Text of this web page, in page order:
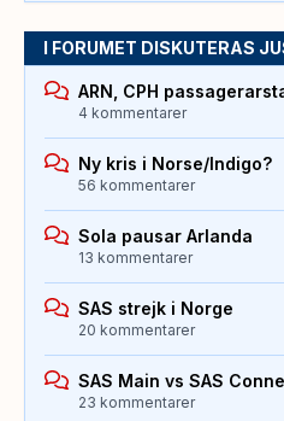
I FORUMET DISKUTERAS
ARN, CPH
4 kommentarer
Ny kris i Norse/Indigo?
56 kommentarer
Sola pausar Arlanda
13 kommentarer
SAS strejk i Norge
20 kommentarer
SAS Main vs SAS
23 kommentarer